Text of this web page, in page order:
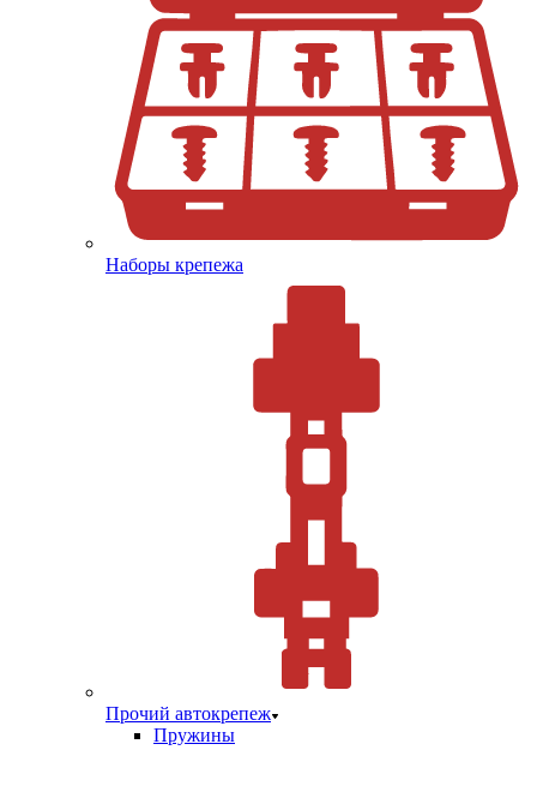
Наборы крепежа
Прочий автокрепеж
Пружины